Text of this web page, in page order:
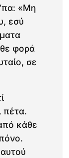
«Μη
εσύ
φορά
σε
πέτα.
κάθε